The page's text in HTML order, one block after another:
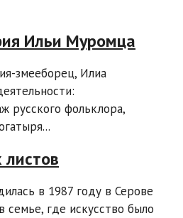
Ильи Муромца
змееборец, Илиа
русского фольклора,
в 1987 году в Серове
семье, где искусство было